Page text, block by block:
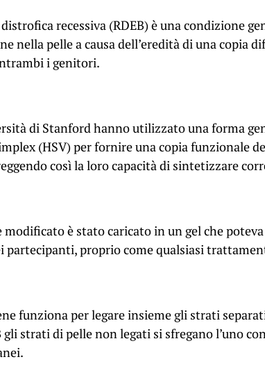
recessiva (RDEB) è una condizione
nella pelle a causa dell’eredità di una copia
i genitori.
di Stanford hanno utilizzato una forma
(HSV) per fornire una copia funzionale
così la loro capacità di sintetizzare
è stato caricato in un gel che
partecipanti, proprio come qualsiasi
funziona per legare insieme gli strati
gli strati di pelle non legati si sfregano l’uno